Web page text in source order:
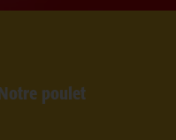
Notre poulet